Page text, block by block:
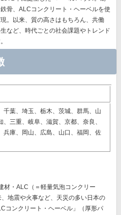
骨、ALCコンクリート・ヘーベルを使
。以来、質の高さはもちろん、共働
など、時代ごとの社会課題やトレンド
千葉、埼玉、栃木、茨城、群馬、山
、三重、岐阜、滋賀、京都、奈良、
兵庫、岡山、広島、山口、福岡、佐
材・ALC（＝軽量気泡コンクリー
地震や火事など、天災の多い日本の
コンクリート・ヘーベル」（厚形パ